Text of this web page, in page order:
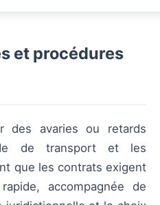
et procédures
des avaries ou retards
de transport et les
que les contrats exigent
accompagnée de